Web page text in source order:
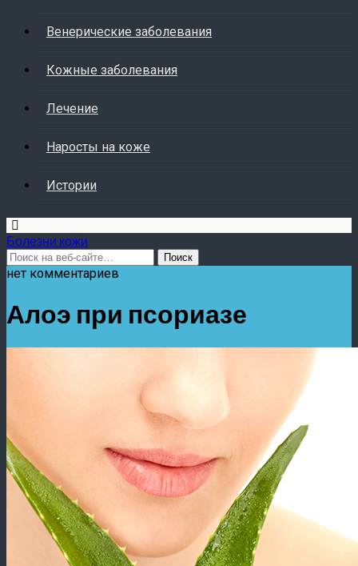
Венерические заболевания
Кожные заболевания
Лечение
Наросты на коже
Истории
Болезни кожи
нет комментариев
Алоэ при псориазе